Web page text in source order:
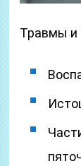
Травмы и